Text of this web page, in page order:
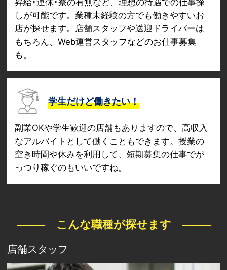
しが可能です。業種未経験の方でも働きやすいお
店が探せます。店舗スタッフや送迎ドライバーは
もちろん、Web運営スタッフなどのお仕事募集
も。
学生だけど働きたい！
副業OKや学生歓迎の店舗もありますので、高収入
なアルバイトとして働くこともできます。授業の
空き時間や休みを利用して、短期募集の仕事でが
っつり稼ぐのもいいですね。
こんな職種が探せます
店舗スタッフ